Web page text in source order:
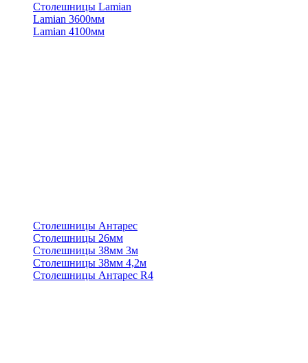
Столешницы Lamian
Lamian 3600мм
Lamian 4100мм
Столешницы Антарес
Столешницы 26мм
Столешницы 38мм 3м
Столешницы 38мм 4,2м
Столешницы Антарес R4